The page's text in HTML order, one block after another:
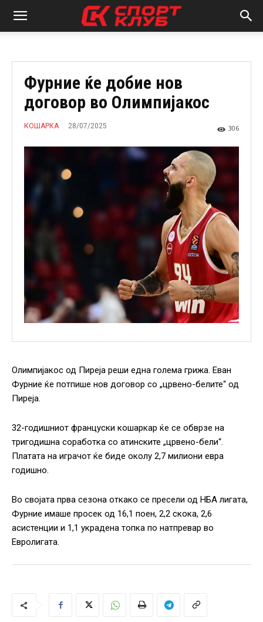
Фурние ќе добие нов
договор во Олимпијакос
КОШАРКА 28/07/2025 306
Олимпијакос од Пиреја реши една голема грижа. Еван
Фурние ќе потпише нов договор со „црвено-белите“ од
Пиреја.
32-годишниот француски кошаркар ќе се обврзе на
тригодишна соработка со атинските „црвено-бели“.
Платата на играчот ќе биде околу 2,7 милиони евра
годишно.
Во својата прва сезона откако се пресели од НБА лигата,
Фурние имаше просек од 16,1 поен, 2,2 скока, 2,6
асистенции и 1,1 украдена топка по натпревар во
Евролигата.